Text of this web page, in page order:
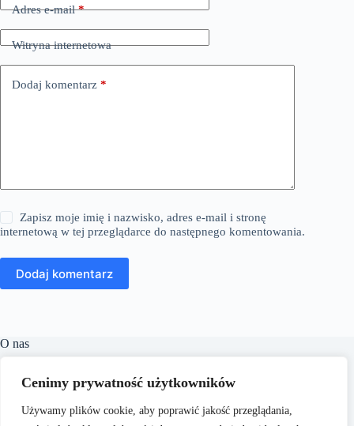
Cenimy prywatność użytkowników
Używamy plików cookie, aby poprawić jakość przeglądania,
Adres e-mail*
Witryna internetowa
Dodaj komentarz *
Zapisz moje imię i nazwisko, adres e-mail i stronę
internetową w tej przeglądarce do następnego komentowania.
Dodaj komentarz
O nas
aktualnych informacji i porad z różnych dziedzin życia.
wspierają czytelników w podejmowaniu świadomych decyzji